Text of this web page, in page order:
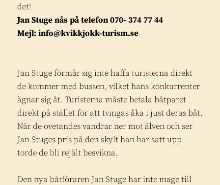
det!
Jan Stuge nås på telefon 070- 374 77 44
Mejl: info@kvikkjokk-turism.se
Jan Stuge förmår sig inte haffa turisterna direkt
de kommer med bussen, vilket hans konkurrenter
ägnar sig åt. Turisterna måste betala båtparet
direkt på stället för att tvingas åka i just deras båt.
När de ovetandes vandrar ner mot älven och ser
Jan Stuges pris på den skylt han har satt upp
torde de bli rejält besvikna.
Den nya båtföraren Jan Stuge har inte mage till